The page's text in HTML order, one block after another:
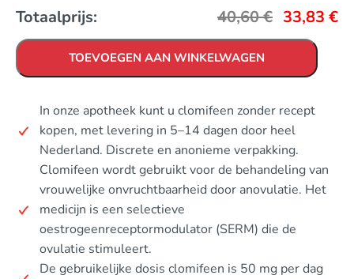
Totaalprijs: 40,60€ 33,83 €
TOEVOEGEN AAN WINKELWAGEN
In onze apotheek kunt u clomifeen zonder recept
kopen, met levering in 5–14 dagen door heel
Nederland. Discrete en anonieme verpakking.
Clomifeen wordt gebruikt voor de behandeling van
vrouwelijke onvruchtbaarheid door anovulatie. Het
medicijn is een selectieve
oestrogeenreceptormodulator (SERM) die de
ovulatie stimuleert.
De gebruikelijke dosis clomifeen is 50 mg per dag